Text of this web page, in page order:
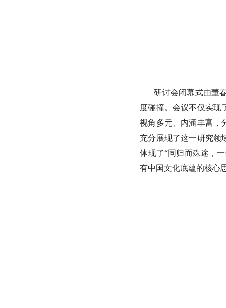
研讨会闭幕式由董
度碰撞。会议不仅实现
视角多元、内涵丰富，
充分展现了这一研究领
体现了“同归而殊途，
有中国文化底蕴的核心